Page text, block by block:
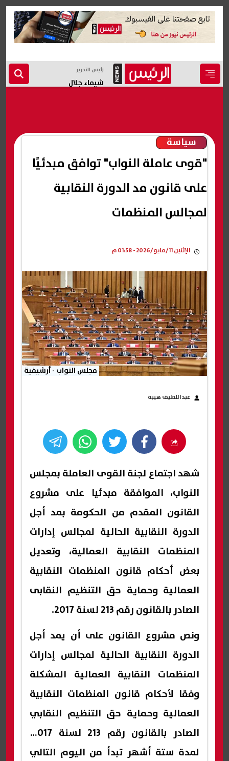
رئيس التحرير
شيماء جلال
سياسة
"قوى عاملة النواب" توافق مبدئيًا
على قانون مد الدورة النقابية
لمجالس المنظمات
الإثنين 11/مايو/2026 - 01:58 م
مجلس النواب - أرشيفية
عبداللطيف هيبه
شهد اجتماع لجنة القوى العاملة بمجلس
النواب، الموافقة مبدئيا على مشروع
القانون المقدم من الحكومة بمد أجل
الدورة النقابية الحالية لمجالس إدارات
المنظمات النقابية العمالية، وتعديل
بعض أحكام قانون المنظمات النقابية
العمالية وحماية حق التنظيم النقابى
الصادر بالقانون رقم 213 لسنة 2017.
ونص مشروع القانون على أن يمد أجل
الدورة النقابية الحالية لمجالس إدارات
المنظمات النقابية العمالية المشكلة
وفقا لأحكام قانون المنظمات النقابية
العمالية وحماية حق التنظيم النقابي
الصادر بالقانون رقم 213 لسنة 2017،
لمدة ستة أشهر تبدأ من اليوم التالي